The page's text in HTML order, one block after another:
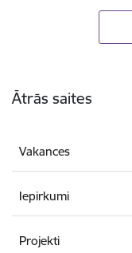
Ātrās saites
Vakances
Iepirkumi
Projekti